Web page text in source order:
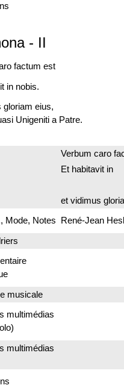
- II
factum est
in nobis.
gloriam eius,
Unigeniti a Patre.
Verbum caro
Et habitavit in
et vidimus
Mode, Notes René-Jean
musicale
multimédias
multimédias